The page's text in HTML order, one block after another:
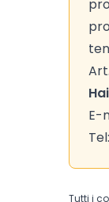
E-
Tutti i